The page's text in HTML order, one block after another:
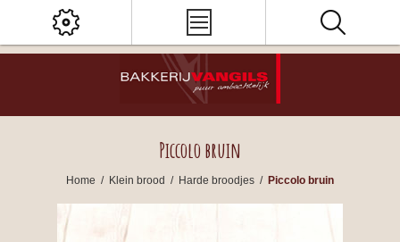
Piccolo bruin
Home / Klein brood / Harde broodjes / Piccolo bruin